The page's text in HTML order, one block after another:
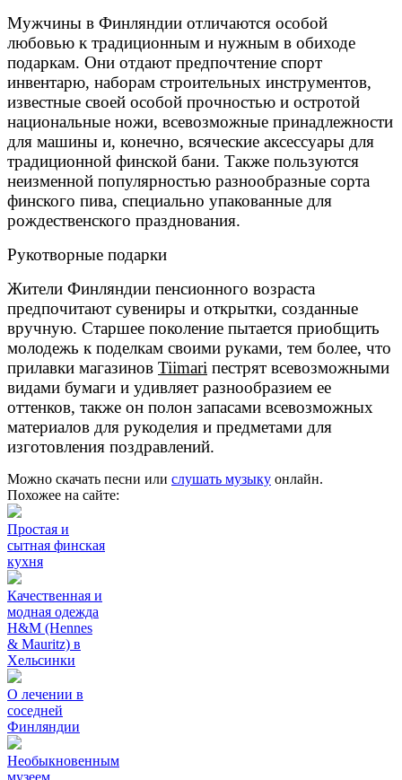
Мужчины в Финляндии отличаются особой
любовью к традиционным и нужным в обиходе
подаркам. Они отдают предпочтение спорт
инвентарю, наборам строительных инструментов,
известные своей особой прочностью и остротой
национальные ножи, всевозможные принадлежности
для машины и, конечно, всяческие аксессуары для
традиционной финской бани. Также пользуются
неизменной популярностью разнообразные сорта
финского пива, специально упакованные для
рождественского празднования.
Рукотворные подарки
Жители Финляндии пенсионного возраста
предпочитают сувениры и открытки, созданные
вручную. Старшее поколение пытается приобщить
молодежь к поделкам своими руками, тем более, что
прилавки магазинов Tiimari пестрят всевозможными
видами бумаги и удивляет разнообразием ее
оттенков, также он полон запасами всевозможных
материалов для рукоделия и предметами для
изготовления поздравлений.
Можно скачать песни или слушать музыку онлайн.
Похожее на сайте:
Простая и
сытная финская
кухня
Качественная и
модная одежда
H&M (Hennes
& Mauritz) в
Хельсинки
О лечении в
соседней
Финляндии
Необыкновенным